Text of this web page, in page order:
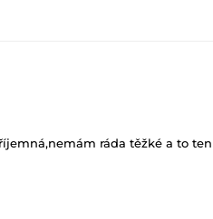
ráda těžké a to